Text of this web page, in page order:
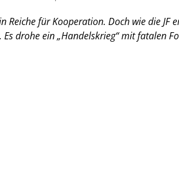
für Kooperation. Doch wie die JF
drohe ein „Handelskrieg“ mit fatalen